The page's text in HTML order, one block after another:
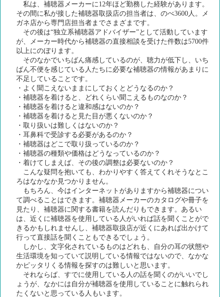
私は、補聴器メーカーに12年ほど勤務した経験があります。
その間に私が接した補聴器取扱店の担当者は、のべ3600人。メ
ガネ店から専門店担当者までさまざまです。
その後は“独立系補聴器アドバイザー”として活動しています
が、メーカー時代から補聴器の直接相談を受けた件数は5700件
以上にのぼります。
そのなかでいちばん痛感しているのが、聴力が低下し、いち
ばん不便を感じている人たちに必要な補聴器の情報があまりに
不足していることです。
・よく聞こえないままにしておくとどうなるのか？
・補聴器を着けると、どれくらい聞こえるものなのか？
・補聴器を着けると違和感はないのか？
・補聴器を着けると見た目が悪くないのか？
・取り扱いは難しくはないのか？
・耳鼻科で受診する必要があるのか？
・補聴器はどこで取り扱っているのか？
・補聴器の種類や価格はどうなっているのか？
・着けてしまえば、その後の調整は必要ないのか？
こんな疑問を抱いても、わかりやすく答えてくれそうなとこ
ろはなかなか見つかりません。
もちろん、今はインターネットがありますから補聴器につい
て調べることはできます。補聴器メーカーのカタログや冊子を
見たり、補聴器に関する書籍を読んだりもできます。あるい
は、近くに補聴器を使用している人がいれば話を聞くことがで
きるかもしれませんし、補聴器取扱店が近くにあれば出かけて
行って直接話を聞くこともできるでしょう。
しかし、文字化されているものはどれも、自分の耳の状態や
生活環境を知っていて説明している情報ではないので、なかな
かピッタリくる情報を探すのは難しいと思います。
それならば、すでに使用している人の話を聞くのがいいでし
ょうが、なかには自分が補聴器を使用していることに触れられ
たくないと思っている人もいます。